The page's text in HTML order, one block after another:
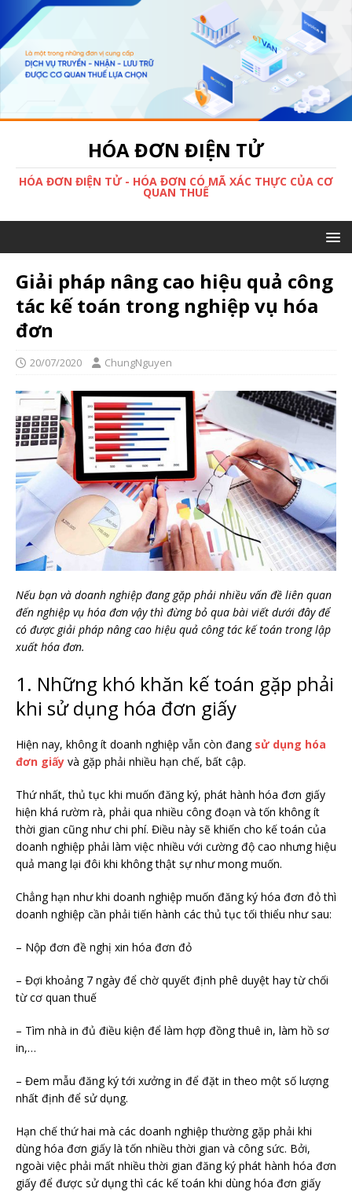
HÓA ĐƠN ĐIỆN TỬ
HÓA ĐƠN ĐIỆN TỬ - HÓA ĐƠN CÓ MÃ XÁC THỰC CỦA CƠ
QUAN THUẾ
Giải pháp nâng cao hiệu quả công
tác kế toán trong nghiệp vụ hóa
đơn
20/07/2020 ChungNguyen
Nếu bạn và doanh nghiệp đang gặp phải nhiều vấn đề liên quan
đến nghiệp vụ hóa đơn vậy thì đừng bỏ qua bài viết dưới đây để
có được giải pháp nâng cao hiệu quả công tác kế toán trong lập
xuất hóa đơn.
1. Những khó khăn kế toán gặp phải
khi sử dụng hóa đơn giấy
Hiện nay, không ít doanh nghiệp vẫn còn đang sử dụng hóa
đơn giấy và gặp phải nhiều hạn chế, bất cập.
Thứ nhất, thủ tục khi muốn đăng ký, phát hành hóa đơn giấy
hiện khá rườm rà, phải qua nhiều công đoạn và tốn không ít
thời gian cũng như chi phí. Điều này sẽ khiến cho kế toán của
doanh nghiệp phải làm việc nhiều với cường độ cao nhưng hiệu
quả mang lại đôi khi không thật sự như mong muốn.
Chẳng hạn như khi doanh nghiệp muốn đăng ký hóa đơn đỏ thì
doanh nghiệp cần phải tiến hành các thủ tục tối thiểu như sau:
– Nộp đơn đề nghị xin hóa đơn đỏ
– Đợi khoảng 7 ngày để chờ quyết định phê duyệt hay từ chối
từ cơ quan thuế
– Tìm nhà in đủ điều kiện để làm hợp đồng thuê in, làm hồ sơ
in,…
– Đem mẫu đăng ký tới xưởng in để đặt in theo một số lượng
nhất định để sử dụng.
Hạn chế thứ hai mà các doanh nghiệp thường gặp phải khi
dùng hóa đơn giấy là tốn nhiều thời gian và công sức. Bởi,
ngoài việc phải mất nhiều thời gian đăng ký phát hành hóa đơn
giấy để được sử dụng thì các kế toán khi dùng hóa đơn giấy